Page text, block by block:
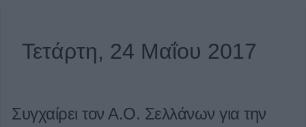
Τετάρτη, 24 Μαΐου 2017
Συγχαίρει τον Α.Ο. Σελλάνων για την